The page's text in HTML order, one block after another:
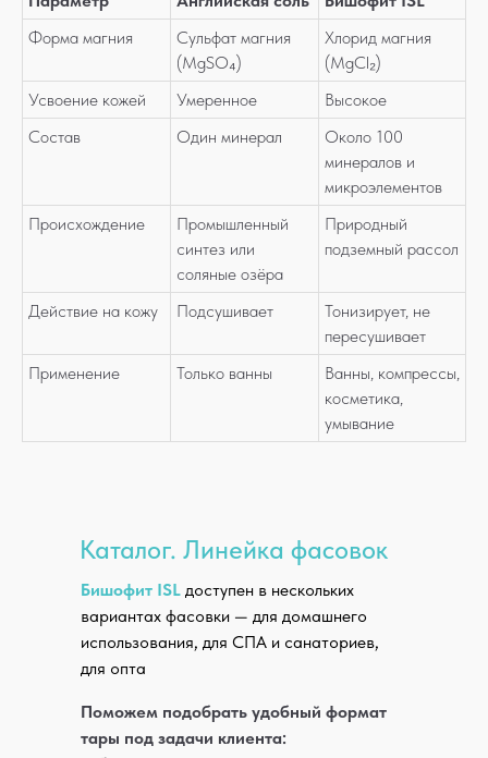
Форма магния
Сульфат магния
(MgSO₄)
Хлорид магния
(MgCl₂)
Усвоение кожей
Умеренное
Высокое
Состав
Один минерал
Около 100
минералов и
микроэлементов
Происхождение
Промышленный
синтез или
соляные озёра
Природный
подземный рассол
Действие на кожу Подсушивает
Тонизирует, не
пересушивает
Применение
Только ванны
Ванны, компрессы,
косметика,
умывание
Каталог. Линейка фасовок
Бишофит ISL доступен в нескольких
вариантах фасовки — для домашнего
использования, для СПА и санаториев,
для опта
Поможем подобрать удобный формат
тары под задачи клиента:
Имеем лицензию работы с опасными
грузами
Товар на складах в наличии,
отгрузим за 1−2 рабочих дня
в Новосибирске — логистический центр